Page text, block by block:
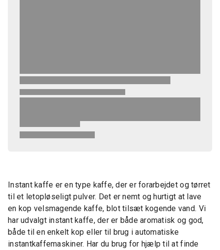
Instant kaffe er en type kaffe, der er forarbejdet og tørret
til et letopløseligt pulver. Det er nemt og hurtigt at lave
en kop velsmagende kaffe, blot tilsæt kogende vand. Vi
har udvalgt instant kaffe, der er både aromatisk og god,
både til en enkelt kop eller til brug i automatiske
instantkaffemaskiner. Har du brug for hjælp til at finde